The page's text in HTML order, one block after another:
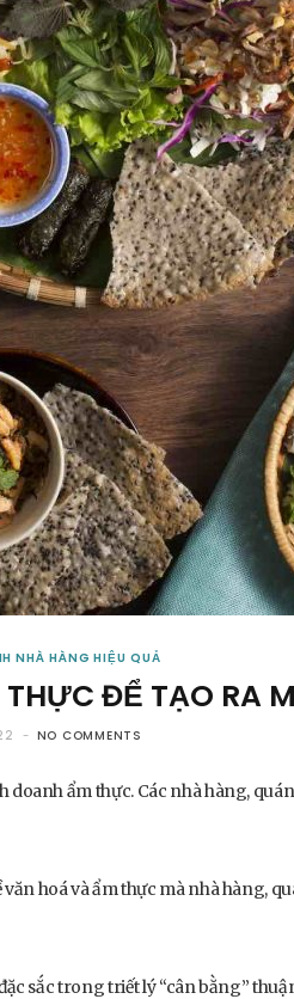
NHÀ HÀNG HIỆU QUẢ
ĐỂ TẠO RA
NO COMMENTS
ẩm thực. Các nhà hàng,
hoá và ẩm thực mà nhà hàng,
sắc trong triết lý “cân bằng”